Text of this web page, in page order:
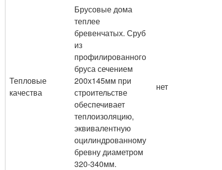
Тепловые
качества
Брусовые дома
теплее
бревенчатых. Сруб
из
профилированного
бруса сечением
200х145мм при
строительстве
обеспечивает
теплоизоляцию,
эквивалентную
оцилиндрованному
бревну диаметром
320-340мм.
нет